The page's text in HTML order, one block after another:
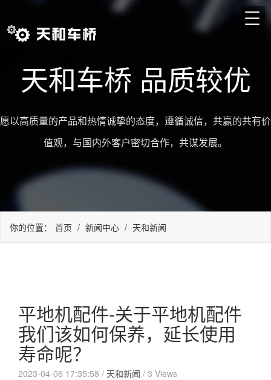
天和车桥 品质较优
愿以高质量的产品和热情诚挚的态度，遵循诚信，共赢的共有价
值观，与国内外客户密切合作，共谋发展。
你的位置： 首页 / 新闻中心 / 天和新闻
平地机配件-关于平地机配件
我们该如何保养，延长使用
寿命呢？
2023-04-06 17:35:58 / 天和新闻 / 3 Views